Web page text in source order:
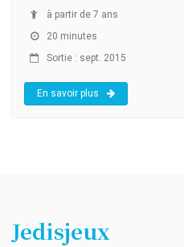
à partir de 7 ans
20 minutes
Sortie : sept. 2015
En savoir plus
Jedisjeux